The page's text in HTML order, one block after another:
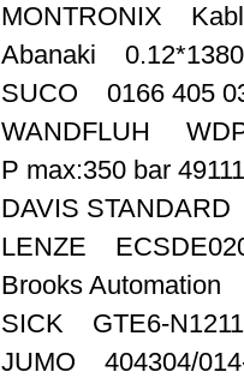
MONTRONIX
Abanaki
SUCO 0166 405
WANDFLUH
P max:350 bar
DAVIS
LENZE
Brooks Automation
SICK GTE6-N1211
JUMO 404304/